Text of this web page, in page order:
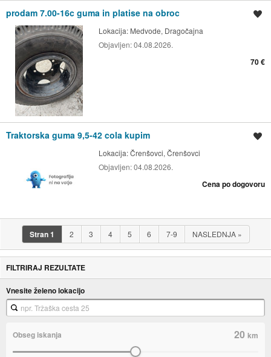
prodam 7.00-16c guma in platise na obroc
Lokacija: Medvode, Dragočajna
Objavljen:04.08.2026.
70 €
Traktorska guma 9,5-42 cola kupim
Lokacija:Črenšovci, Črenšovci
Objavljen:04.08.2026.
Cena po dogovoru
Stran1 2 3 4 5 6 7-9 NASLEDNJA »
FILTRIRAJ REZULTATE
Vnesite želeno lokacijo
Obseg iskanja 20km